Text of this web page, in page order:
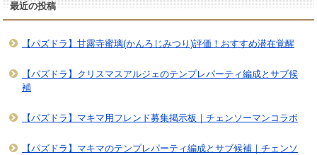
最近の投稿
【パズドラ】甘露寺蜜璃(かんろじみつり)評価！おすすめ潜在覚醒
【パズドラ】クリスマスアルジェのテンプレパーティ編成とサブ候
補
【パズドラ】マキマ用フレンド募集掲示板｜チェンソーマンコラボ
【パズドラ】マキマのテンプレパーティ編成とサブ候補｜チェンソ